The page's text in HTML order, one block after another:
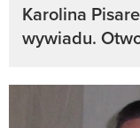
Karolina
wywiadu.